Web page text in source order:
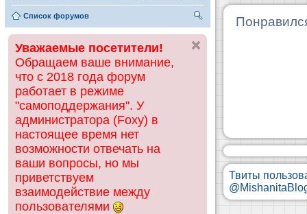
Список форумов
ск
Уважаемые посетители!
Обращаем ваше внимание,
что с 2018 года форум
работает в режиме
"самоподдержания". У
администратора (Foxy) в
настоящее время нет
возможности отвечать на
ваши вопросы, но мы
приветствуем
взаимодействие между
пользователями
Твиты